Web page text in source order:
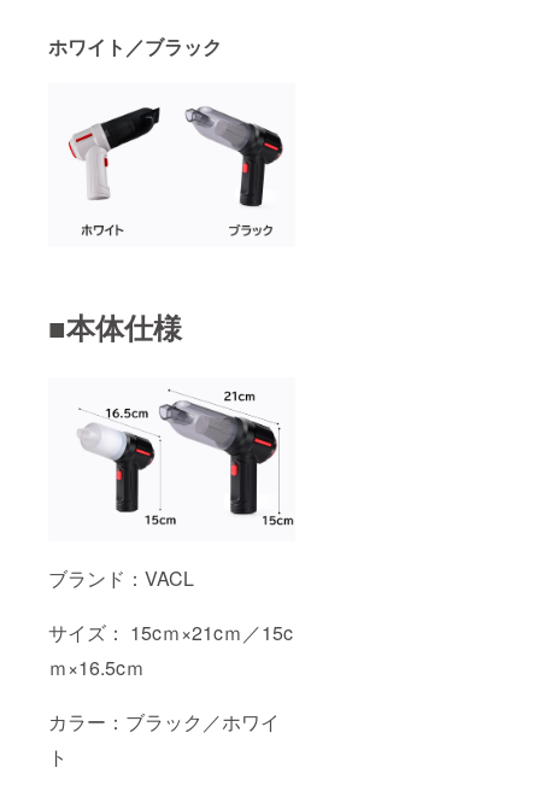
ホワイト／ブラック
■本体仕様
ブランド：VACL
サイズ： 15cｍ×21cｍ／15c
ｍ×16.5cｍ
カラー：ブラック／ホワイ
ト